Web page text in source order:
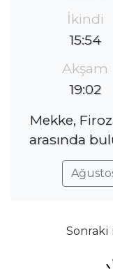
İkindi
15:54
Akşam
19:02
Mekke,
arasında
Sonraki